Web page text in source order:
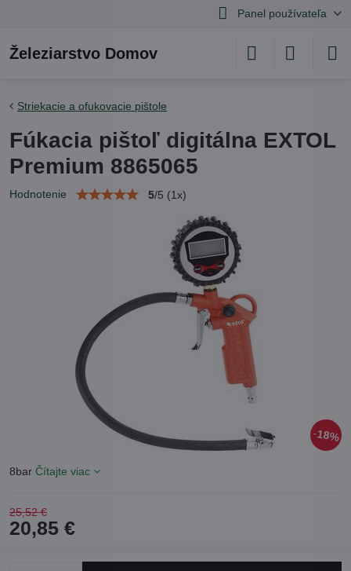
Panel používateľa
Železiarstvo Domov
18%
Striekacie a ofukovacie pištole
Fúkacia pištoľ digitálna EXTOL
Premium 8865065
Hodnotenie 5/5 (1x)
8bar Čítajte viac
25,52 €
20,85 €